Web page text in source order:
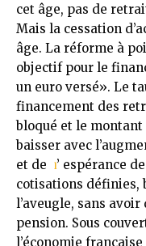
cet âge, pas de
Mais la cessation
âge. La réforme à
objectif pour le
un euro versé». Le
financement des
bloqué et le
baisser avec
et de
l’ espérance
cotisations définies,
l’aveugle, sans
pension. Sous
l’économie